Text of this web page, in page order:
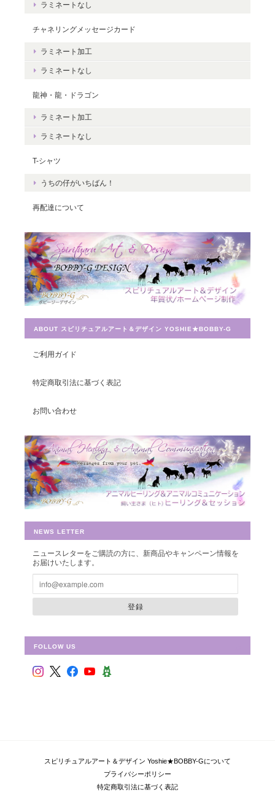
エネルギーカードを無事に受け取りました。 見ているだけで幸せ
した。 きっと温かく見守って頂けると思います。 末永く大切に致
しますね。 この度は本当にどうもありがとうございました。
無事にお手元に届き、安心いたしまし
て、嬉しいです。 これから、ますますた
2019/07/26
とても迅速に対応していただき感謝しています。 ありがとうござ
いました。
豊かさを受け取る♪豊かさ・豊かさの循環／エネルギーカード
2019/07/26
早速お財布に入れさせて頂きました。 ありがとうございました。
2018/10/08
2018/09/09
ラミネートなし
チャネリングメッセージカード
ラミネート加工
ラミネートなし
龍神・龍・ドラゴン
ラミネート加工
ラミネートなし
T-シャツ
うちの仔がいちばん！
再配達について
ABOUT スピリチュアルアート＆デザイン YOSHIE★BOBBY-G
ご利用ガイド
特定商取引法に基づく表記
お問い合わせ
NEWS LETTER
ニュースレターをご購読の方に、新商品やキャンペーン情報を
お届けいたします。
登録
FOLLOW US
スピリチュアルアート＆デザイン Yoshie★BOBBY-Gについて
プライバシーポリシー
特定商取引法に基づく表記